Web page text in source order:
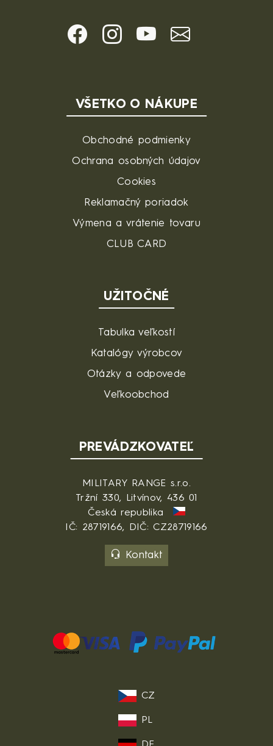
VŠETKO O NÁKUPE
Obchodné podmienky
Ochrana osobných údajov
Cookies
Reklamačný poriadok
Výmena a vrátenie tovaru
CLUB CARD
UŽITOČNÉ
Tabulka veľkostí
Katalógy výrobcov
Otázky a odpovede
Veľkoobchod
PREVÁDZKOVATEĽ
MILITARY RANGE s.r.o.
Tržní 330, Litvínov, 436 01
Česká republika
IČ: 28719166, DIČ: CZ28719166
Kontakt
CZ
PL